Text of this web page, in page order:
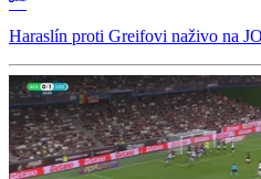
Haraslín proti Greifovi naživo na